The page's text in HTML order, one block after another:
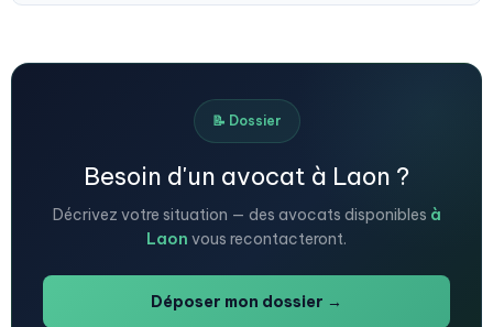
📝 Dossier
Besoin d'un avocat à Laon ?
Décrivez votre situation — des avocats disponibles à
Laon vous recontacteront.
Déposer mon dossier →